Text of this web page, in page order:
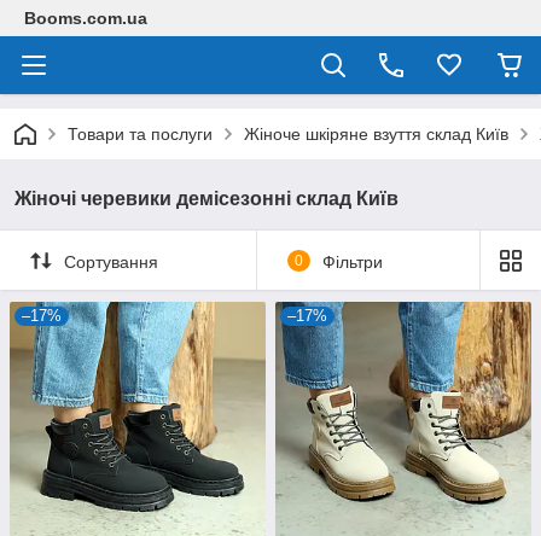
Booms.com.ua
Товари та послуги Жіноче шкіряне взуття склад Київ
Жіночі черевики демісезонні склад Київ
Сортування 0 Фільтри
–17% –17%